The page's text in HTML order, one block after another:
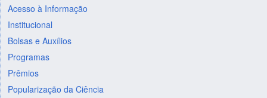
Acesso à Informação
Institucional
Bolsas e Auxílios
Programas
Prêmios
Popularização da Ciência